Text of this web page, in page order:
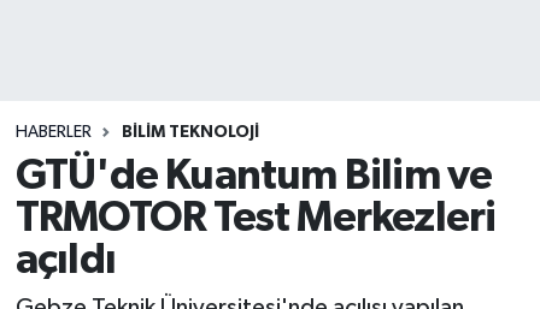
HABERLER BİLİM TEKNOLOJİ
GTÜ'de Kuantum Bilim ve
TRMOTOR Test Merkezleri
açıldı
Son Dakika Haberleri
Haber Arşivi